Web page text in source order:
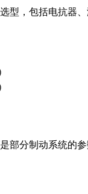
型，包括电抗器
部分制动系统的参